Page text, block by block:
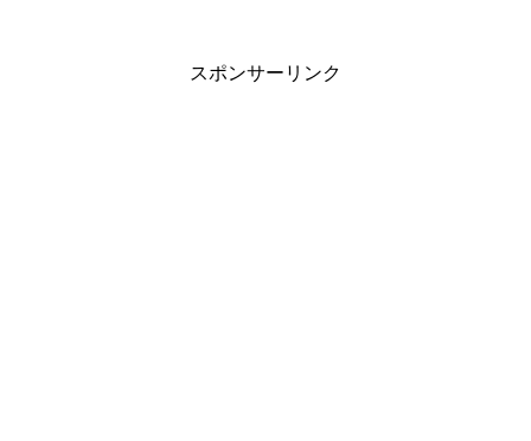
スポンサーリンク